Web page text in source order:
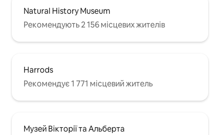
Natural History Museum
Рекомендують 2 156 місцевих жителів
Harrods
Рекомендує 1 771 місцевий житель
Музей Вікторії та Альберта